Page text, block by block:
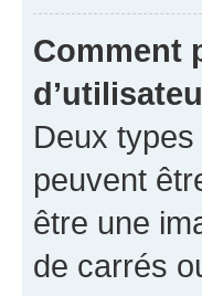
Comment
Deux
peuvent
être une
de carrés